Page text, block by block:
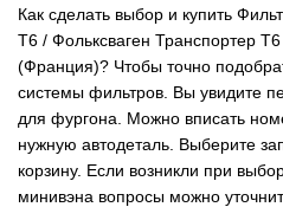
Как сделать выбор и купить
T6 / Фольксваген Транспортер
(Франция)? Чтобы точно
системы фильтров. Вы увидите
для фургона. Можно вписать
нужную автодеталь. Выберите
корзину. Если возникли при
минивэна вопросы можно